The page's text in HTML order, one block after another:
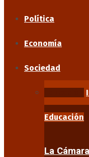
Política
Economía
Sociedad
Educación
La